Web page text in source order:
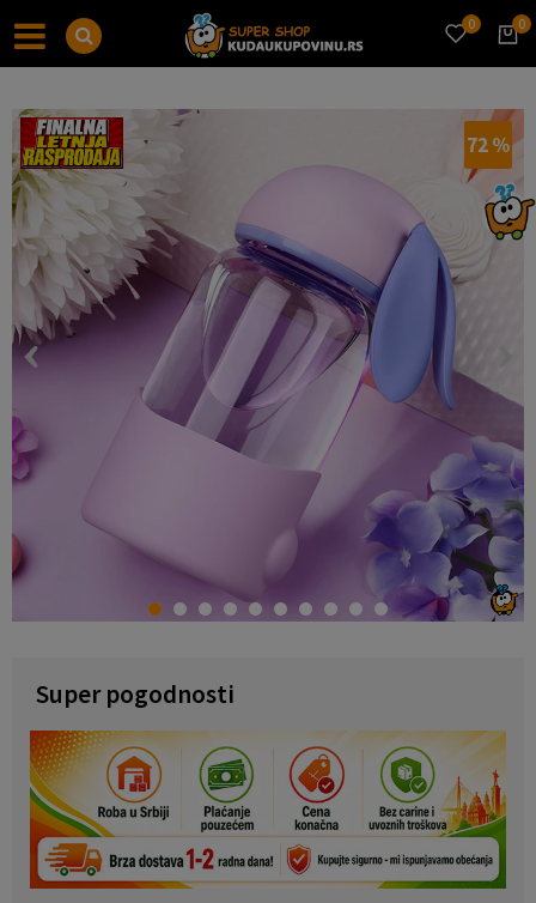
0
0
1 2 3 4 5 6 7 8 9 10
72%
Super pogodnosti